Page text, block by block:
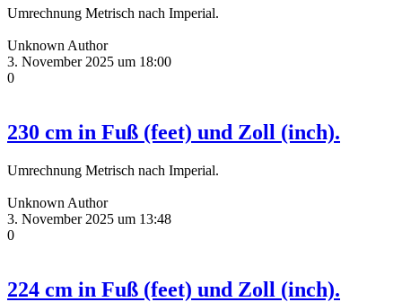
Umrechnung Metrisch nach Imperial.
Unknown Author
3. November 2025 um 18:00
0
230 cm in Fuß (feet) und Zoll (inch).
Umrechnung Metrisch nach Imperial.
Unknown Author
3. November 2025 um 13:48
0
224 cm in Fuß (feet) und Zoll (inch).